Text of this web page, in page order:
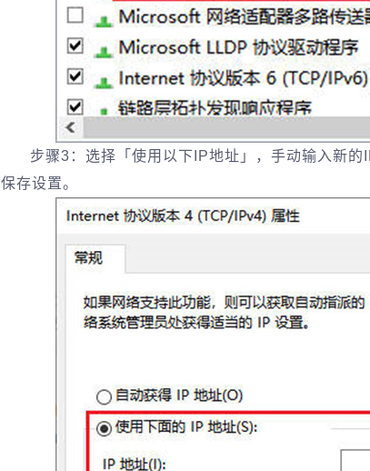
步骤3：选择「使用以下IP地址」，手动输入新的
保存设置。